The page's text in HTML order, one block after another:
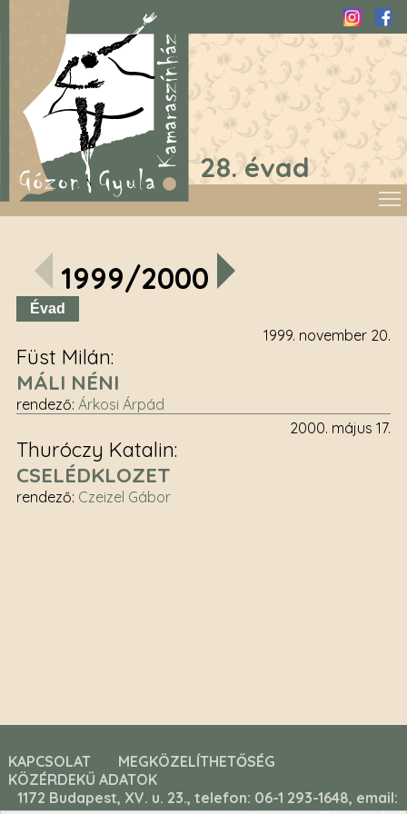
28. évad
1999/2000
Évad
1999. november 20.
Füst Milán
MÁLI NÉNI
rendező: Árkosi Árpád
2000. május 17.
Thuróczy Katalin
CSELÉDKLOZET
rendező: Czeizel Gábor
KAPCSOLAT
MEGKÖZELÍTHETŐSÉG
KÖZÉRDEKŰ ADATOK
1172 Budapest, XV. u. 23., telefon: 06-1 293-1648, email: